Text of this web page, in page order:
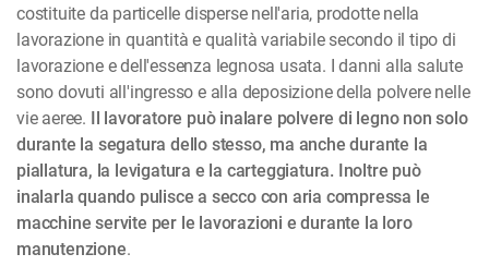
costituite da particelle disperse nell'aria, prodotte nella
lavorazione in quantità e qualità variabile secondo il tipo di
lavorazione e dell'essenza legnosa usata. I danni alla salute
sono dovuti all'ingresso e alla deposizione della polvere nelle
vie aeree.
Il lavoratore può inalare polvere di legno non solo
durante la segatura dello stesso, ma anche durante la
piallatura, la levigatura e la carteggiatura. Inoltre può
inalarla quando pulisce a secco con aria compressa le
macchine servite per le lavorazioni e durante la loro
manutenzione.